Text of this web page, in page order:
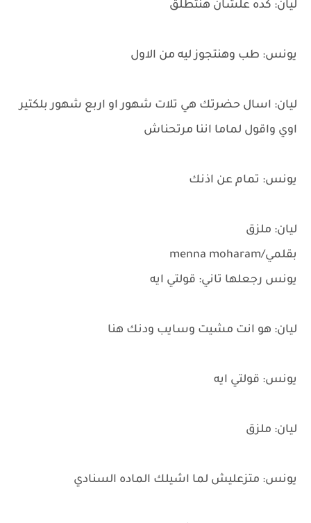
ليان: كده علشان هنتطلق
يونس: طب وهنتجوز ليه من الاول
ليان: اسال حضرتك هي تلات شهور او اربع شهور بلكتير
اوي واقول لماما اننا مرتحناش
يونس: تمام عن اذنك
ليان: ملزق
بقلمي/menna moharam
يونس رجعلها تاني: قولتي ايه
ليان: هو انت مشيت وسايب ودنك هنا
يونس: قولتي ايه
ليان: ملزق
يونس: متزعليش لما اشيلك الماده السنادي